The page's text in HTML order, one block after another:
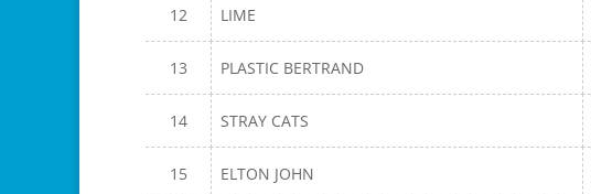
12 LIME
13 PLASTIC BERTRAND
14 STRAY CATS
15 ELTON JOHN